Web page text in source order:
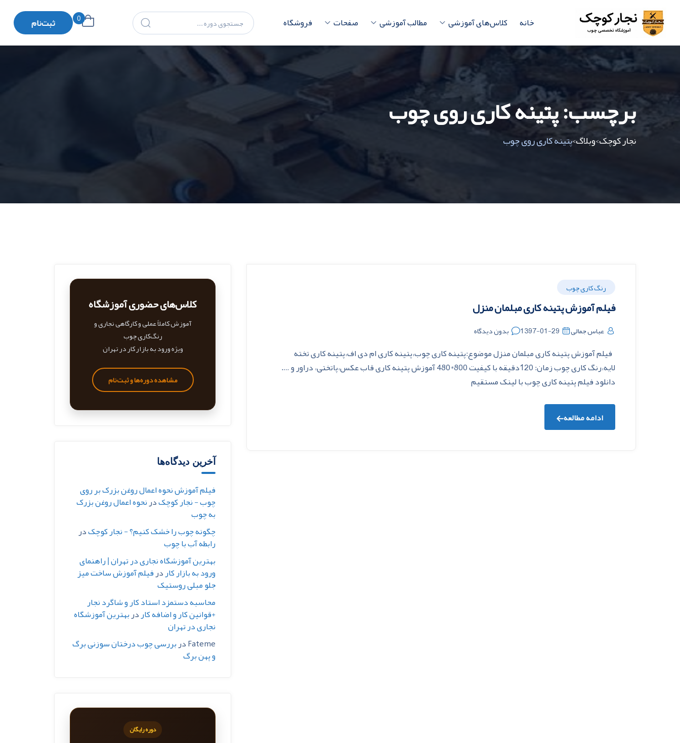
خانه کلاس‌های آموزشی مطالب آموزشی صفحات فروشگاه 0 ثبت‌نام
برچسب:پتینه کاری روی چوب
نجار کوچک>وبلاگ>پتینه کاری روی چوب
رنگ کاری چوب
فیلم آموزش پتینه کاری مبلمان منزل
عباس جمالی 1397-01-29 بدون دیدگاه
فیلم آموزش پتینه کاری مبلمان منزل موضوع:پتینه کاری چوب،پتینه کاری ام دی اف،پتینه کاری تخته
لایه،رنگ کاری چوب زمان: 120دقیقه با کیفیت 800*480 آموزش پتینه کاری قاب عکس،پاتختی، دراور و ….
دانلود فیلم پتینه کاری چوب با لینک مستقیم
ادامه مطالعه
کلاس‌های حضوری آموزشگاه
آموزش کاملاً عملی و کارگاهی نجاری و
رنگ‌کاری چوب
ویژه ورود به بازار کار در تهران
مشاهده دوره‌ها و ثبت‌نام
آخرین دیدگاه‌ها
فیلم آموزش نحوه اعمال روغن بزرک بر روی
چوب - نجار کوچکدرنحوه اعمال روغن بزرک
به چوب
چگونه چوب را خشک کنیم؟ - نجار کوچکدر
رابطه آب با چوب
بهترین آموزشگاه نجاری در تهران | راهنمای
ورود به بازار کاردرفیلم آموزش ساخت میز
جلو مبلی روستیک
محاسبه دستمزد استاد کار و شاگرد نجار
+قوانین کار و اضافه کاردربهترین آموزشگاه
نجاری در تهران
Fatemeدربررسی چوب درختان سوزنی برگ
و پهن برگ
دوره رایگان